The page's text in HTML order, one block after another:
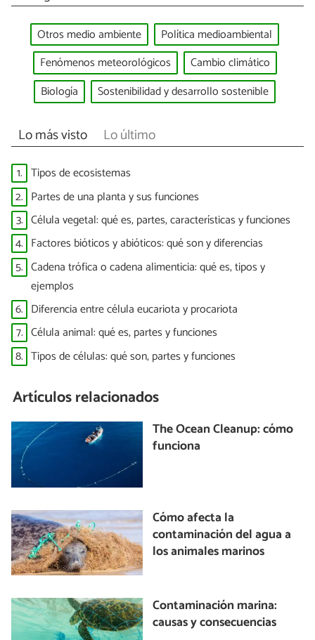
Otros medio ambiente
Política medioambiental
Fenómenos meteorológicos
Cambio climático
Biología
Sostenibilidad y desarrollo sostenible
Lo más visto Lo último
1. Tipos de ecosistemas
2. Partes de una planta y sus funciones
3. Célula vegetal: qué es, partes, características y funciones
4. Factores bióticos y abióticos: qué son y diferencias
5. Cadena trófica o cadena alimenticia: qué es, tipos y
ejemplos
6. Diferencia entre célula eucariota y procariota
7. Célula animal: qué es, partes y funciones
8. Tipos de células: qué son, partes y funciones
Artículos relacionados
The Ocean Cleanup: cómo
funciona
Cómo afecta la
contaminación del agua a
los animales marinos
Contaminación marina:
causas y consecuencias